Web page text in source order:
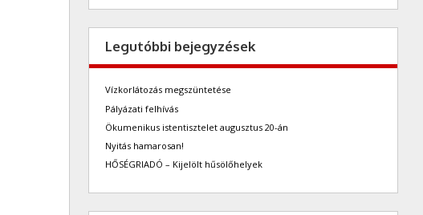
Legutóbbi bejegyzések
Vízkorlátozás megszüntetése
Pályázati felhívás
Ökumenikus istentisztelet augusztus 20-án
Nyitás hamarosan!
HŐSÉGRIADÓ – Kijelölt hűsölőhelyek